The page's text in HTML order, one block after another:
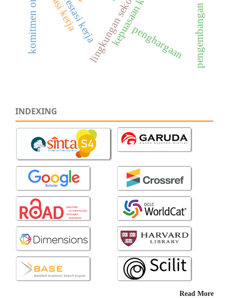
lingkungan sekolah
kepuasaan kerja pengembangan karir
penghargaan
INDEXING
Read More